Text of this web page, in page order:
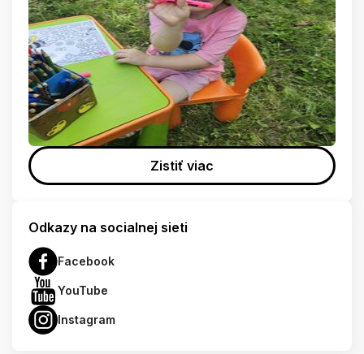
Zistiť viac
Odkazy na socialnej sieti
Facebook
YouTube
Instagram